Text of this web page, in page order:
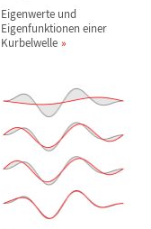
Eigenwerte und
Eigenfunktionen einer
Kurbelwelle